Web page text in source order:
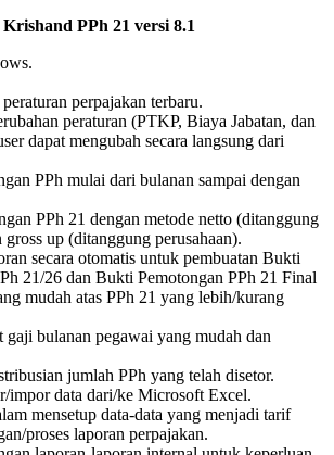
PPh 21 versi 8.1
perpajakan terbaru.
peraturan (PTKP, Biaya Jabatan, dan
dapat mengubah secara langsung dari
PPh mulai dari bulanan sampai dengan
PPh 21 dengan metode netto (ditanggung
up (ditanggung perusahaan).
secara otomatis untuk pembuatan Bukti
21/26 dan Bukti Pemotongan PPh 21 Final
mudah atas PPh 21 yang lebih/kurang
gaji bulanan pegawai yang mudah dan
jumlah PPh yang telah disetor.
impor data dari/ke Microsoft Excel.
mensetup data-data yang menjadi tarif
proses laporan perpajakan.